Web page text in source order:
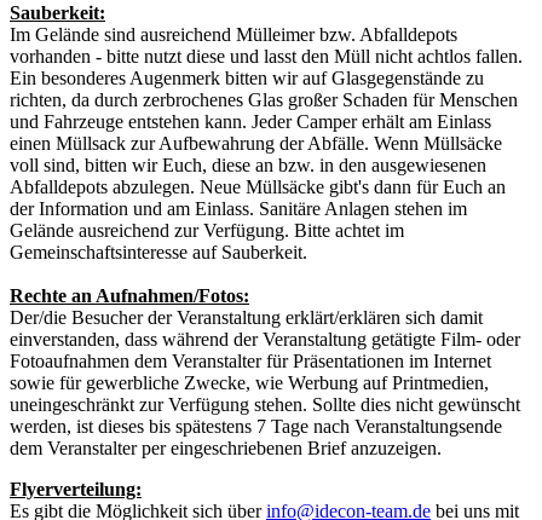
Sauberkeit:
Im Gelände sind ausreichend Mülleimer bzw. Abfalldepots
vorhanden - bitte nutzt diese und lasst den Müll nicht achtlos fallen.
Ein besonderes Augenmerk bitten wir auf Glasgegenstände zu
richten, da durch zerbrochenes Glas großer Schaden für Menschen
und Fahrzeuge entstehen kann. Jeder Camper erhält am Einlass
einen Müllsack zur Aufbewahrung der Abfälle. Wenn Müllsäcke
voll sind, bitten wir Euch, diese an bzw. in den ausgewiesenen
Abfalldepots abzulegen. Neue Müllsäcke gibt's dann für Euch an
der Information und am Einlass. Sanitäre Anlagen stehen im
Gelände ausreichend zur Verfügung. Bitte achtet im
Gemeinschaftsinteresse auf Sauberkeit.
Rechte an Aufnahmen/Fotos:
Der/die Besucher der Veranstaltung erklärt/erklären sich damit
einverstanden, dass während der Veranstaltung getätigte Film- oder
Fotoaufnahmen dem Veranstalter für Präsentationen im Internet
sowie für gewerbliche Zwecke, wie Werbung auf Printmedien,
uneingeschränkt zur Verfügung stehen. Sollte dies nicht gewünscht
werden, ist dieses bis spätestens 7 Tage nach Veranstaltungsende
dem Veranstalter per eingeschriebenen Brief anzuzeigen.
Flyerverteilung:
Es gibt die Möglichkeit sich überinfo@idecon-team.de bei uns mit